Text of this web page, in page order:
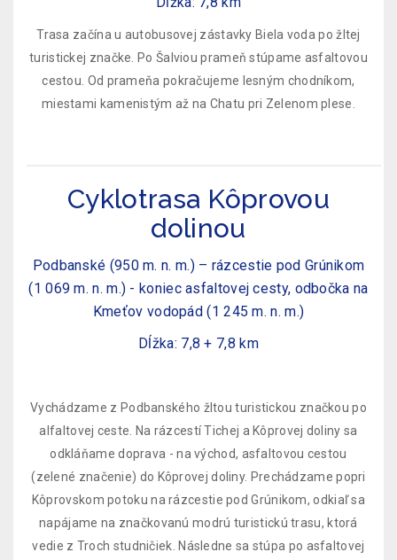
Trasa začína u autobusovej zástavky Biela voda po žltej
turistickej značke. Po Šalviou prameň stúpame asfaltovou
cestou. Od prameňa pokračujeme lesným chodníkom,
miestami kamenistým až na Chatu pri Zelenom plese.
Cyklotrasa Kôprovou
dolinou
Podbanské (950 m. n. m.) – rázcestie pod Grúnikom
(1 069 m. n. m.) - koniec asfaltovej cesty, odbočka na
Kmeťov vodopád (1 245 m. n. m.)
Dĺžka: 7,8 + 7,8 km
Vychádzame z Podbanského žltou turistickou značkou po
alfaltovej ceste. Na rázcestí Tichej a Kôprovej doliny sa
odkláňame doprava - na východ, asfaltovou cestou
(zelené značenie) do Kôprovej doliny. Prechádzame popri
Kôprovskom potoku na rázcestie pod Grúnikom, odkiaľ sa
napájame na značkovanú modrú turistickú trasu, ktorá
vedie z Troch studničiek. Následne sa stúpa po asfaltovej